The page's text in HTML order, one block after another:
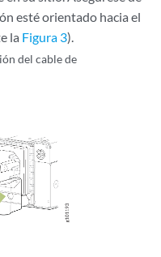
esté orientado hacia el
la Figura 3).
del cable de